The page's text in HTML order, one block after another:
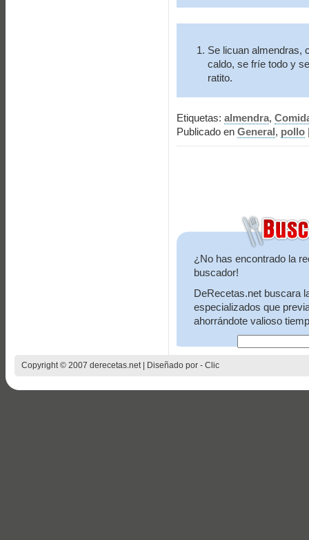
Se licuan almendras,
caldo, se fríe todo y
ratito.
Etiquetas: almendra,
Publicado en General, pollo
¿No has encontrado la
buscador!
DeRecetas.net buscara
especializados que
ahorrándote valioso
Copyright © 2007 derecetas.net | Diseñado por - Clic